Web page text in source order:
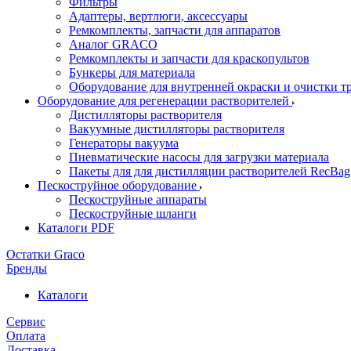
Адаптеры, вертлюги, аксессуары
Ремкомплекты, запчасти для аппаратов
Аналог GRACO
Ремкомплекты и запчасти для краскопультов
Бункеры для материала
Оборудование для внутренней окраски и очистки
Оборудование для регенерации растворителей
Дистилляторы растворителя
Вакуумные дистилляторы растворителя
Генераторы вакуума
Пневматические насосы для загрузки материала
Пакеты для для дистилляции растворителей RecBag
Пескоструйное оборудование
Пескоструйные аппараты
Пескоструйные шланги
Каталоги PDF
Остатки Graco
Бренды
Каталоги
Сервис
Оплата